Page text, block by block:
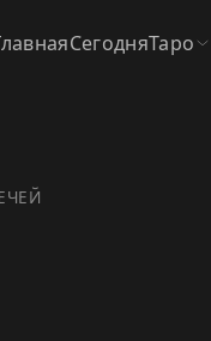
СегодняТаро